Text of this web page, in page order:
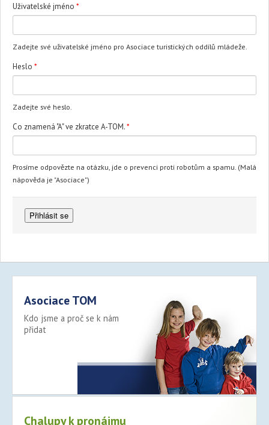
Uživatelské jméno *
Zadejte své uživatelské jméno pro Asociace turistických oddílů mládeže.
Heslo *
Zadejte své heslo.
Co znamená "A" ve zkratce A-TOM.*
Prosíme odpovězte na otázku, jde o prevenci proti robotům a spamu. (Malá
nápověda je "Asociace")
Asociace TOM
Kdo jsme a proč se k nám
přidat
Chalupy k pronájmu